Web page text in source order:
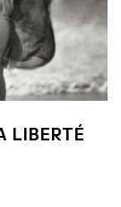
LIBERTÉ